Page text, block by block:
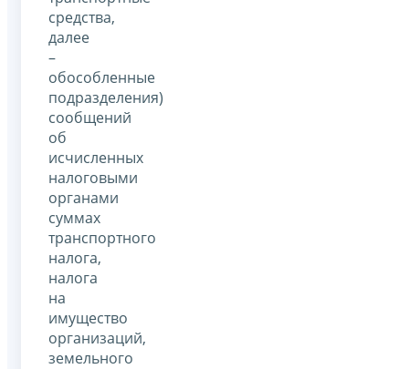
средства,
далее
–
обособленные
подразделения)
сообщений
об
исчисленных
налоговыми
органами
суммах
транспортного
налога,
налога
на
имущество
организаций,
земельного